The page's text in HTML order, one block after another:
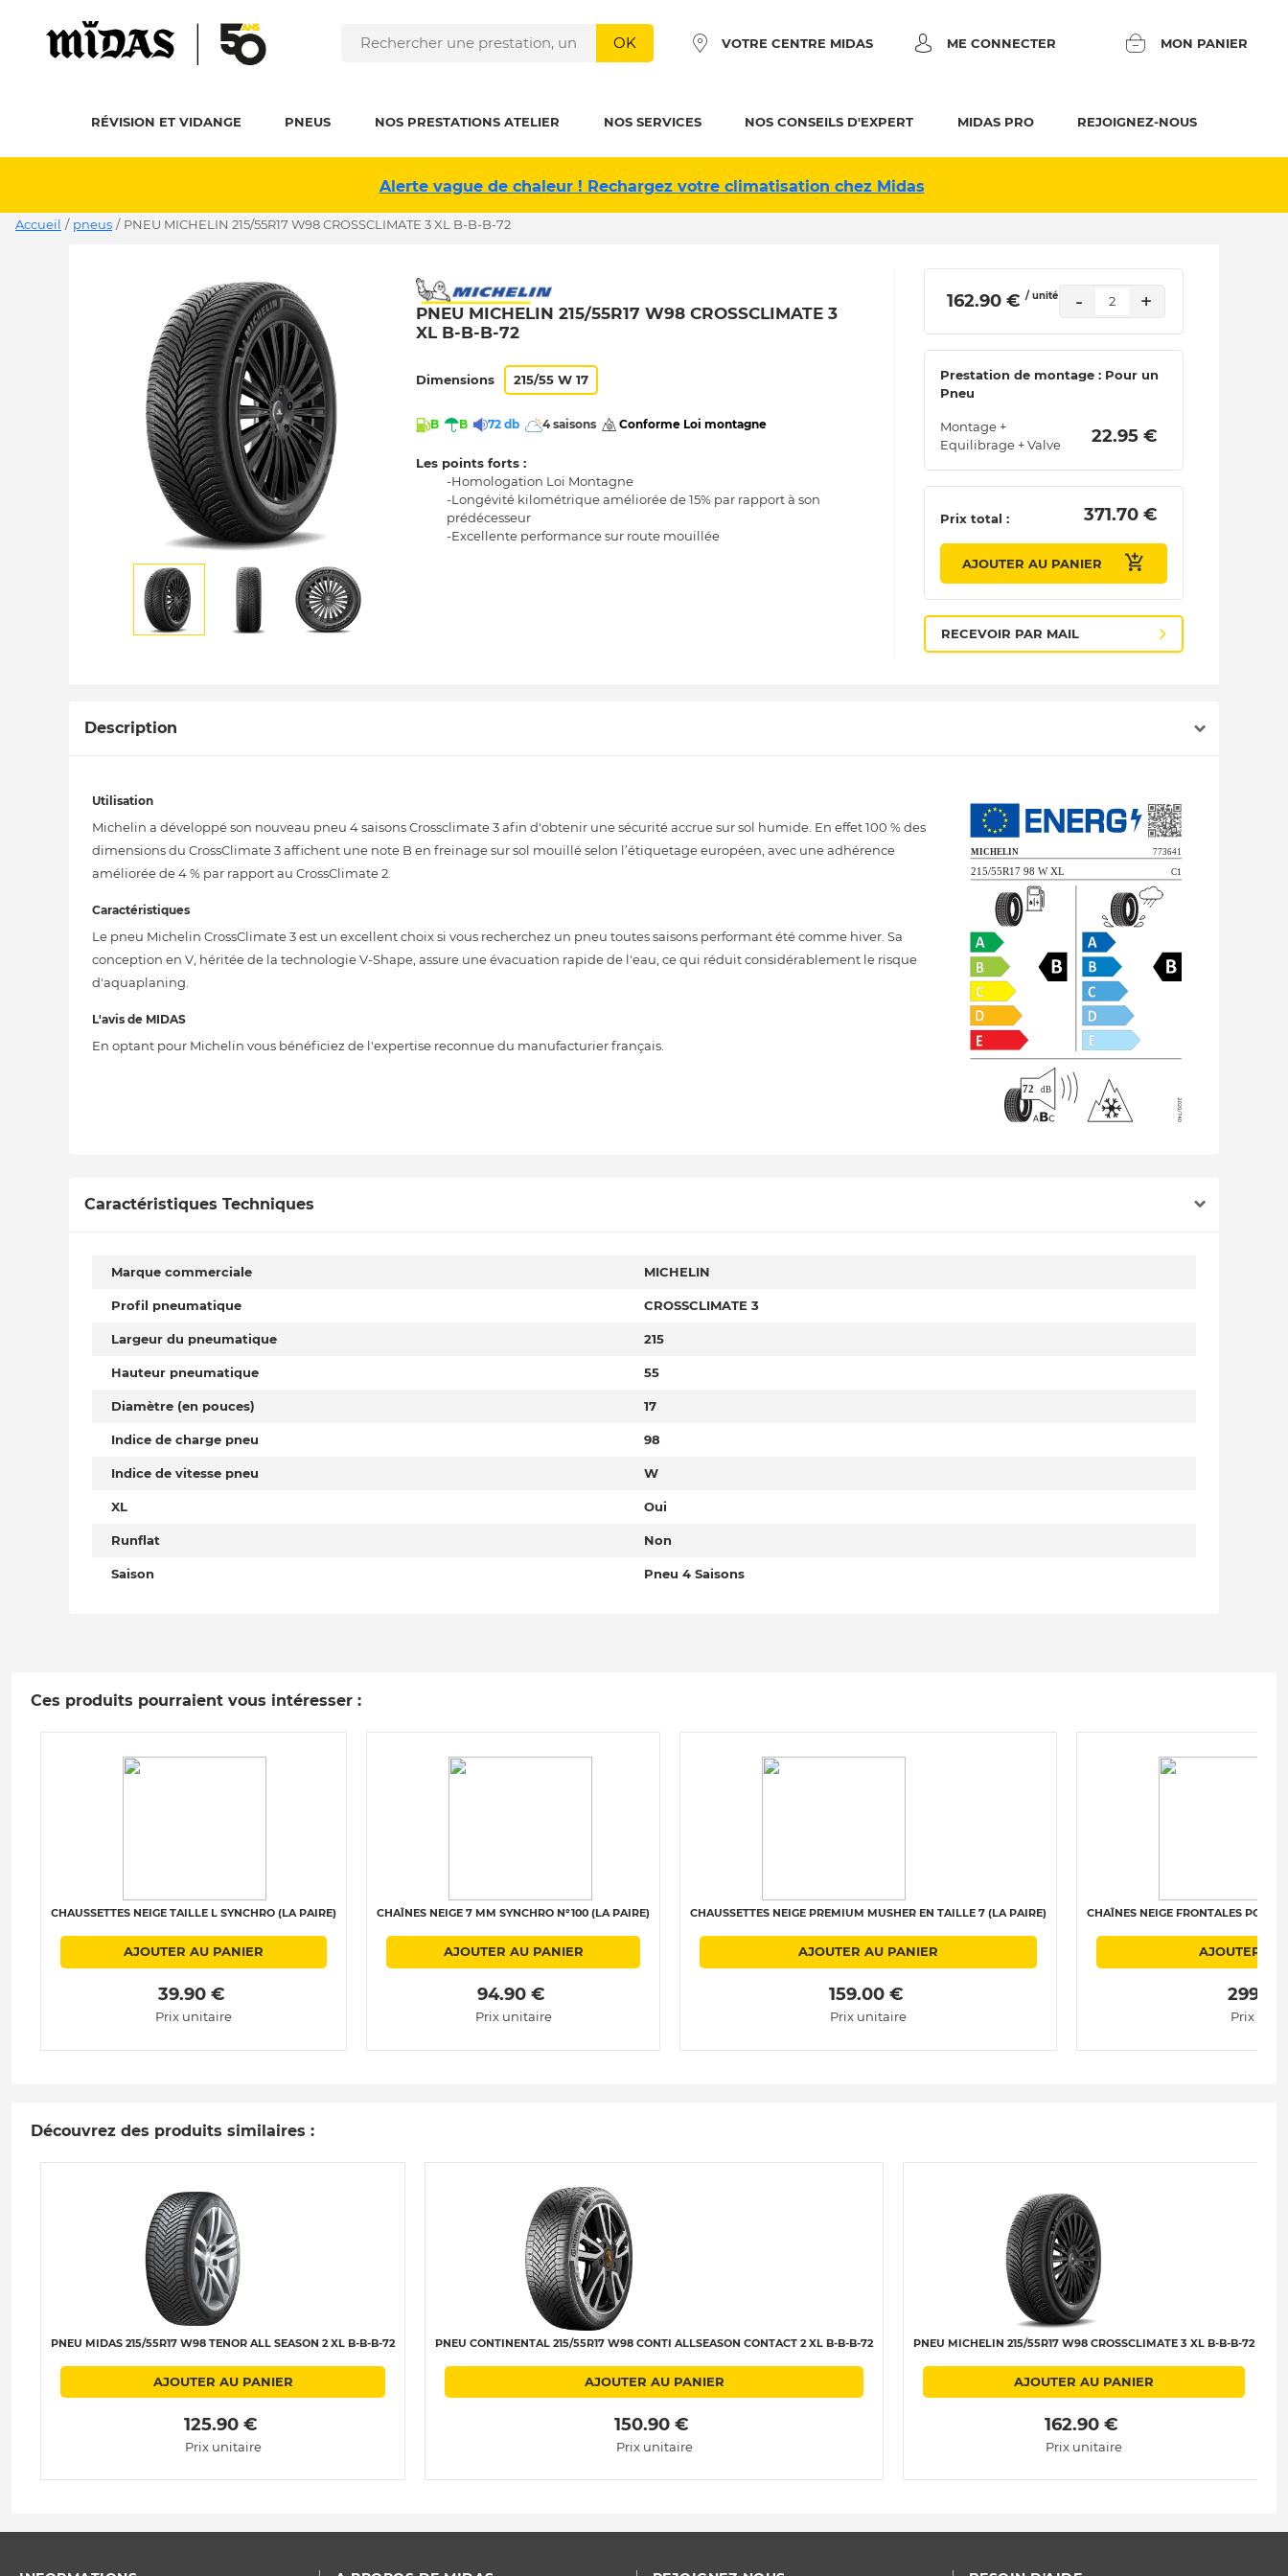
OK VOTRE CENTRE MIDAS ME CONNECTER MON PANIER
RÉVISION ET VIDANGE PNEUS NOS PRESTATIONS ATELIER NOS SERVICES NOS CONSEILS D'EXPERT MIDAS PRO REJOIGNEZ-NOUS
Alerte vague de chaleur ! Rechargez votre climatisation chez Midas
Accueil / pneus / PNEU MICHELIN 215/55R17 W98 CROSSCLIMATE 3 XL B-B-B-72
PNEU MICHELIN 215/55R17 W98 CROSSCLIMATE 3
XL B-B-B-72
Dimensions 215/55 W 17
B B 72 db 4 saisons Conforme Loi montagne
Les points forts :
-Homologation Loi Montagne
-Longévité kilométrique améliorée de 15% par rapport à son
prédécesseur
-Excellente performance sur route mouillée
162.90 € / unité - 2 +
Prestation de montage : Pour un
Pneu
Montage +
Equilibrage + Valve
22.95 €
Prix total : 371.70 €
AJOUTER AU PANIER
RECEVOIR PAR MAIL
Description
Utilisation
Michelin a développé son nouveau pneu 4 saisons Crossclimate 3 afin d'obtenir une sécurité accrue sur sol humide. En effet 100 % des
dimensions du CrossClimate 3 affichent une note B en freinage sur sol mouillé selon l’étiquetage européen, avec une adhérence
améliorée de 4 % par rapport au CrossClimate 2.
Caractéristiques
Le pneu Michelin CrossClimate 3 est un excellent choix si vous recherchez un pneu toutes saisons performant été comme hiver. Sa
conception en V, héritée de la technologie V-Shape, assure une évacuation rapide de l'eau, ce qui réduit considérablement le risque
d'aquaplaning.
L'avis de MIDAS
En optant pour Michelin vous bénéficiez de l'expertise reconnue du manufacturier français.
Caractéristiques Techniques
Marque commerciale MICHELIN
Profil pneumatique CROSSCLIMATE 3
Largeur du pneumatique 215
Hauteur pneumatique 55
Diamètre (en pouces) 17
Indice de charge pneu 98
Indice de vitesse pneu W
XL Oui
Runflat Non
Saison Pneu 4 Saisons
Ces produits pourraient vous intéresser :
CHAUSSETTES NEIGE TAILLE L SYNCHRO (LA PAIRE)
AJOUTER AU PANIER
39.90 €
Prix unitaire
CHAÎNES NEIGE 7 MM SYNCHRO N°100 (LA PAIRE)
AJOUTER AU PANIER
94.90 €
Prix unitaire
CHAUSSETTES NEIGE PREMIUM MUSHER EN TAILLE 7 (LA PAIRE)
AJOUTER AU PANIER
159.00 €
Prix unitaire
CHAÎNES NEIGE FRONTALES
AJOUTER
Prix
Découvrez des produits similaires :
PNEU MIDAS 215/55R17 W98 TENOR ALL SEASON 2 XL B-B-B-72
AJOUTER AU PANIER
125.90 €
Prix unitaire
PNEU CONTINENTAL 215/55R17 W98 CONTI ALLSEASON CONTACT 2 XL B-B-B-72
AJOUTER AU PANIER
150.90 €
Prix unitaire
PNEU MICHELIN 215/55R17 W98 CROSSCLIMATE 3 XL B-B-B-72
AJOUTER AU PANIER
162.90 €
Prix unitaire